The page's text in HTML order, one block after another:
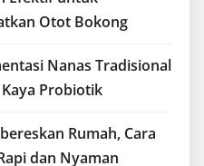
Otot Bokong
Nanas Tradisional
Probiotik
Rumah, Cara
dan Nyaman